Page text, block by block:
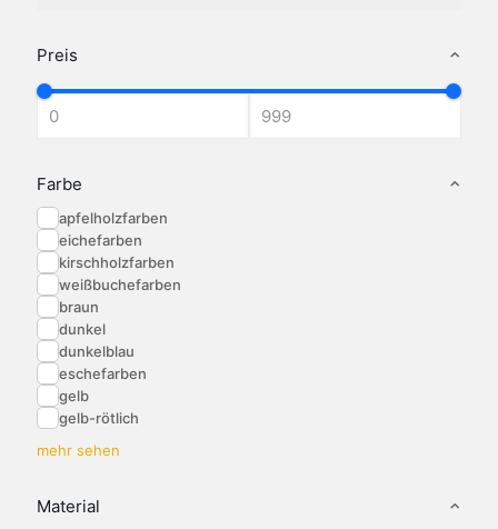
Preis
Farbe
apfelholzfarben
eichefarben
kirschholzfarben
weißbuchefarben
braun
dunkel
dunkelblau
eschefarben
gelb
gelb-rötlich
mehr sehen
Material